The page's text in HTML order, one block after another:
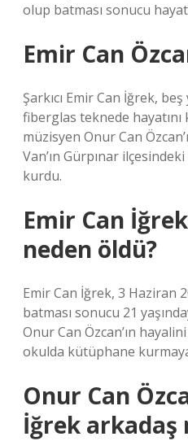
olup batması sonucu
Emir Can
Şarkıcı Emir Can İğrek,
fiberglas teknede hayatını
müzisyen Onur Can
Van’ın Gürpınar
kurdu.
Emir Can
neden öldü?
Emir Can İğrek, 3 Haziran
batması sonucu 21
Onur Can Özcan’ın
okulda kütüphane
Onur Can
İğrek arkadaş